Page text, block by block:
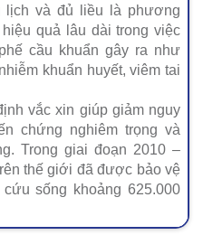
lịch và đủ liều là phương
quả lâu dài trong việc
cầu khuẩn gây ra như
khuẩn huyết, viêm tai
vắc xin giúp giảm nguy
chứng nghiêm trọng và
Trong giai đoạn 2010 –
thế giới đã được bảo vệ
sống khoảng 625.000